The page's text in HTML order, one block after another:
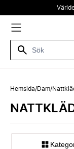
Hemsida/Dam/